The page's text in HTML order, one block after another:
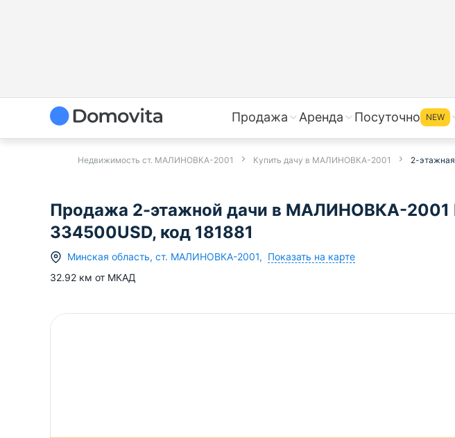
Продажа Аренда Посуточно NEW
Недвижимость ст. МАЛИНОВКА-2001 Купить дачу в МАЛИНОВКА-2001 2-
Продажа 2-этажной дачи в МАЛИНОВКА-2001
334500USD, код 181881
Минская область, ст. МАЛИНОВКА-2001, Показать на карте
32.92 км от МКАД